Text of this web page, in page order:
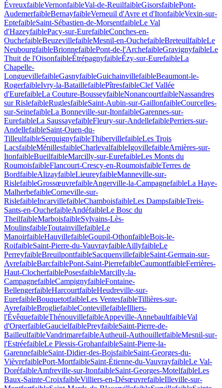
ÉvreuxfaibleVernonfaibleVal-de-ReuilfaibleGisorsfaiblePont-
AudemerfaibleBernayfaibleVerneuil d'Avre et d'ItonfaibleVexin-sur-
EptefaibleSaint-Sébastien-de-MorsentfaibleLe Val
d'HazeyfaiblePacy-sur-EurefaibleConches-en-
OuchefaibleBeuzevillefaibleMesnil-en-OuchefaibleBreteuilfaibleLe
NeubourgfaibleBrionnefaiblePont-de-l'ArchefaibleGravignyfaibleLe
Thuit de l'OisonfaibleÉtrépagnyfaibleÉzy-sur-EurefaibleLa
Chapelle-
LonguevillefaibleGasnyfaibleGuichainvillefaibleBeaumont-le-
RogerfaibleIvry-la-BataillefaiblePîtresfaibleClef Vallée
d'EurefaibleLa Couture-BousseyfaibleNonancourtfaibleNassandres
sur RislefaibleRuglesfaibleSaint-Aubin-sur-GaillonfaibleCourcelles-
sur-SeinefaibleLa Bonneville-sur-ItonfaibleGarennes-sur-
EurefaibleLa SaussayefaibleFleury-sur-AndellefaiblePerriers-sur-
AndellefaibleSaint-Ouen-du-
TilleulfaibleSerquignyfaibleThibervillefaibleLes Trois
LacsfaibleMénillesfaibleCharlevalfaibleIgovillefaibleArnières-sur-
ItonfaibleBueilfaibleMarcilly-sur-EurefaibleLes Monts du
RoumoisfaibleFlancourt-Crescy-en-RoumoisfaibleTerres de
BordfaibleAlizayfaibleLieureyfaibleManneville-sur-
RislefaibleGrossœuvrefaibleAngerville-la-CampagnefaibleLa Haye-
MalherbefaibleCorneville-sur-
RislefaibleIncarvillefaibleChamboisfaibleLes DampsfaibleTreis-
Sants-en-OuchefaibleAndéfaibleLe Bosc du
TheilfaibleMarboisfaibleSylvains-Lès-
MoulinsfaibleToutainvillefaibleLe
ManoirfaibleHauvillefaibleGoupil-OthonfaibleBois-le-
RoifaibleSaint-Pierre-du-VauvrayfaibleAillyfaibleLe
PerreyfaibleBreuilpontfaibleSacquenvillefaibleSaint-Germain-sur-
AvrefaibleBarcfaiblePont-Saint-PierrefaibleCaumontfaibleFerrières-
Haut-ClocherfaiblePosesfaibleMarcilly-la-
CampagnefaibleCampignyfaibleFontaine-
BellengerfaibleHarcourtfaibleHeudreville-sur-
EurefaibleBouquetotfaibleLes VentesfaibleTillières-sur-
AvrefaibleBrogliefaibleContevillefaibleIlliers-
l'ÉvêquefaibleThénouvillefaibleAppeville-AnnebaultfaibleVal
d'OrgerfaibleGaucielfaiblePreyfaibleSaint-Pierre-de-
BailleulfaibleVandrimarefaibleAutheuil-AuthouilletfaibleMesnil-sur-
l'EstréefaibleLe Plessis-GrohanfaibleSaint-Pierre-la-
GarennefaibleSaint-Didier-des-BoisfaibleSaint-Georges-du-
VièvrefaiblePort-MortfaibleSaint-Étienne-du-VauvrayfaibleLe Val-
DoréfaibleAmfreville-sur-ItonfaibleSaint-Georges-MotelfaibleLes
Baux-Sainte-CroixfaibleVilliers-en-DésœuvrefaibleIlleville-sur-